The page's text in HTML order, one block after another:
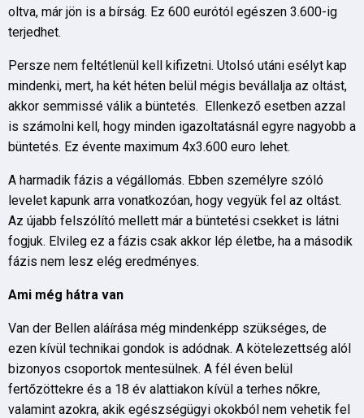
oltva, már jön is a bírság. Ez 600 eurótól egészen 3.600-ig
terjedhet.
Persze nem feltétlenül kell kifizetni. Utolsó utáni esélyt kap
mindenki, mert, ha két héten belül mégis bevállalja az oltást,
akkor semmissé válik a büntetés. Ellenkező esetben azzal
is számolni kell, hogy minden igazoltatásnál egyre nagyobb a
büntetés. Ez évente maximum 4x3.600 euro lehet.
A harmadik fázis a végállomás. Ebben személyre szóló
levelet kapunk arra vonatkozóan, hogy vegyük fel az oltást.
Az újabb felszólító mellett már a büntetési csekket is látni
fogjuk. Elvileg ez a fázis csak akkor lép életbe, ha a második
fázis nem lesz elég eredményes.
Ami még hátra van
Van der Bellen aláírása még mindenképp szükséges, de
ezen kívül technikai gondok is adódnak. A kötelezettség alól
bizonyos csoportok mentesülnek. A fél éven belül
fertőzöttekre és a 18 év alattiakon kívül a terhes nőkre,
valamint azokra, akik egészségügyi okokból nem vehetik fel